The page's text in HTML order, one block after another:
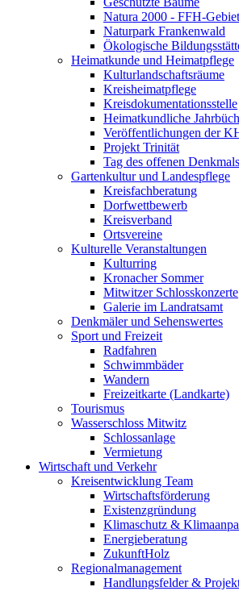
Natura 2000 - FFH-
Naturpark Frankenwald
Ökologische
Heimatkunde und Heimatpflege
Kulturlandschaftsräume
Kreisheimatpflege
Kreisdokumentationsstelle
Heimatkundliche
Veröffentlichungen der
Projekt Trinität
Tag des offenen Denkmals
Gartenkultur und Landespflege
Kreisfachberatung
Dorfwettbewerb
Kreisverband
Ortsvereine
Kulturelle Veranstaltungen
Kulturring
Kronacher Sommer
Mitwitzer Schlosskonzerte
Galerie im Landratsamt
Denkmäler und Sehenswertes
Sport und Freizeit
Radfahren
Schwimmbäder
Wandern
Freizeitkarte (Landkarte)
Tourismus
Wasserschloss Mitwitz
Schlossanlage
Vermietung
Wirtschaft und Verkehr
Kreisentwicklung Team
Wirtschaftsförderung
Existenzgründung
Klimaschutz &
Energieberatung
ZukunftHolz
Regionalmanagement
Handlungsfelder &